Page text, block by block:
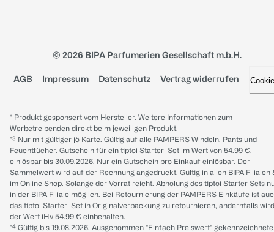
© 2026 BIPA Parfumerien Gesellschaft m.b.H.
AGB Impressum Datenschutz Vertrag widerrufen
* Produkt gesponsert vom Hersteller. Weitere Informationen zum
Werbetreibenden direkt beim jeweiligen Produkt.
*³ Nur mit gültiger jö Karte. Gültig auf alle PAMPERS Windeln, Pants und
Feuchttücher. Gutschein für ein tiptoi Starter-Set im Wert von 54.99 €,
einlösbar bis 30.09.2026. Nur ein Gutschein pro Einkauf einlösbar. Der
Sammelwert wird auf der Rechnung angedruckt. Gültig in allen BIPA Filialen
im Online Shop. Solange der Vorrat reicht. Abholung des tiptoi Starter Sets
in der BIPA Filiale möglich. Bei Retournierung der PAMPERS Einkäufe ist
das tiptoi Starter-Set in Originalverpackung zu retournieren, andernfalls wird
der Wert iHv 54.99 € einbehalten.
*⁴ Gültig bis 19.08.2026. Ausgenommen "Einfach Preiswert" gekennzeichnete